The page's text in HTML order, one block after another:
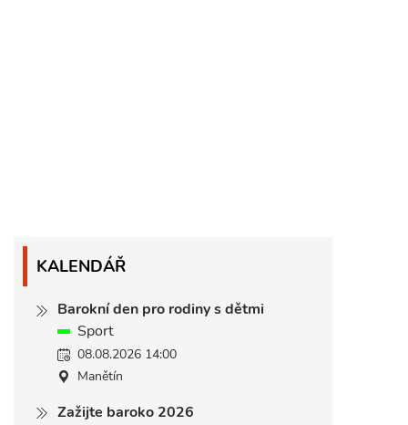
KALENDÁŘ
Barokní den pro rodiny s dětmi
Sport
08.08.2026 14:00
Manětín
Zažijte baroko 2026